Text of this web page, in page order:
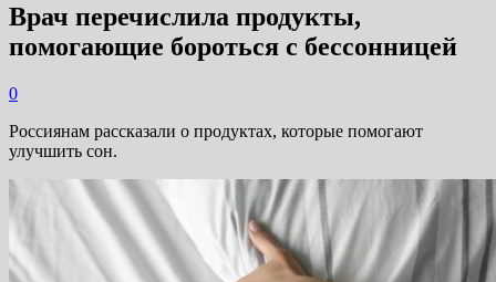
Врач перечислила продукты,
помогающие бороться с бессонницей
0
Россиянам рассказали о продуктах, которые помогают
улучшить сон.